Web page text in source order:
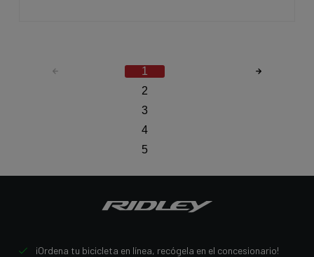
1
2
3
4
5
¡Ordena tu bicicleta en línea, recógela en el concesionario!